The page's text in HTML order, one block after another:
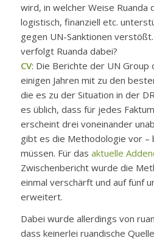
wird, in welcher Weise Ruanda
logistisch, finanziell etc.
gegen UN-Sanktionen
verfolgt Ruanda dabei?
CV: Die Berichte der UN
einigen Jahren mit zu den
die es zu der Situation in der
es üblich, dass für jedes
erscheint drei voneinander
gibt es die Methodologie vor
müssen. Für das aktuelle
Zwischenbericht wurde die
einmal verschärft und auf fünf
erweitert.
Dabei wurde allerdings von
dass keinerlei ruandische